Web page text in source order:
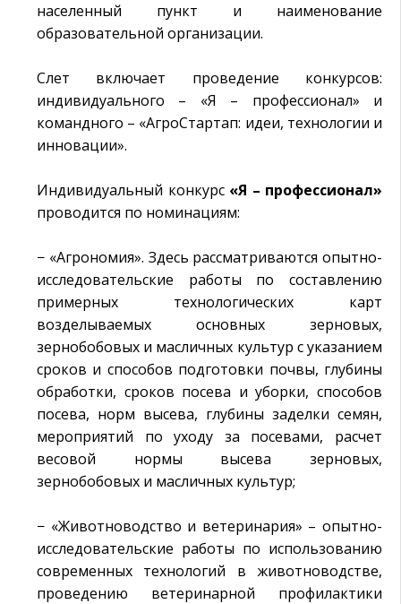
населенный пункт и наименование
образовательной организации.
Слет включает проведение конкурсов:
индивидуального – «Я – профессионал» и
командного – «АгроСтартап: идеи, технологии и
инновации».
Индивидуальный конкурс «Я – профессионал»
проводится по номинациям:
− «Агрономия». Здесь рассматриваются опытно-
исследовательские работы по составлению
примерных технологических карт
возделываемых основных зерновых,
зернобобовых и масличных культур с указанием
сроков и способов подготовки почвы, глубины
обработки, сроков посева и уборки, способов
посева, норм высева, глубины заделки семян,
мероприятий по уходу за посевами, расчет
весовой нормы высева зерновых,
зернобобовых и масличных культур;
− «Животноводство и ветеринария» – опытно-
исследовательские работы по использованию
современных технологий в животноводстве,
проведению ветеринарной профилактики